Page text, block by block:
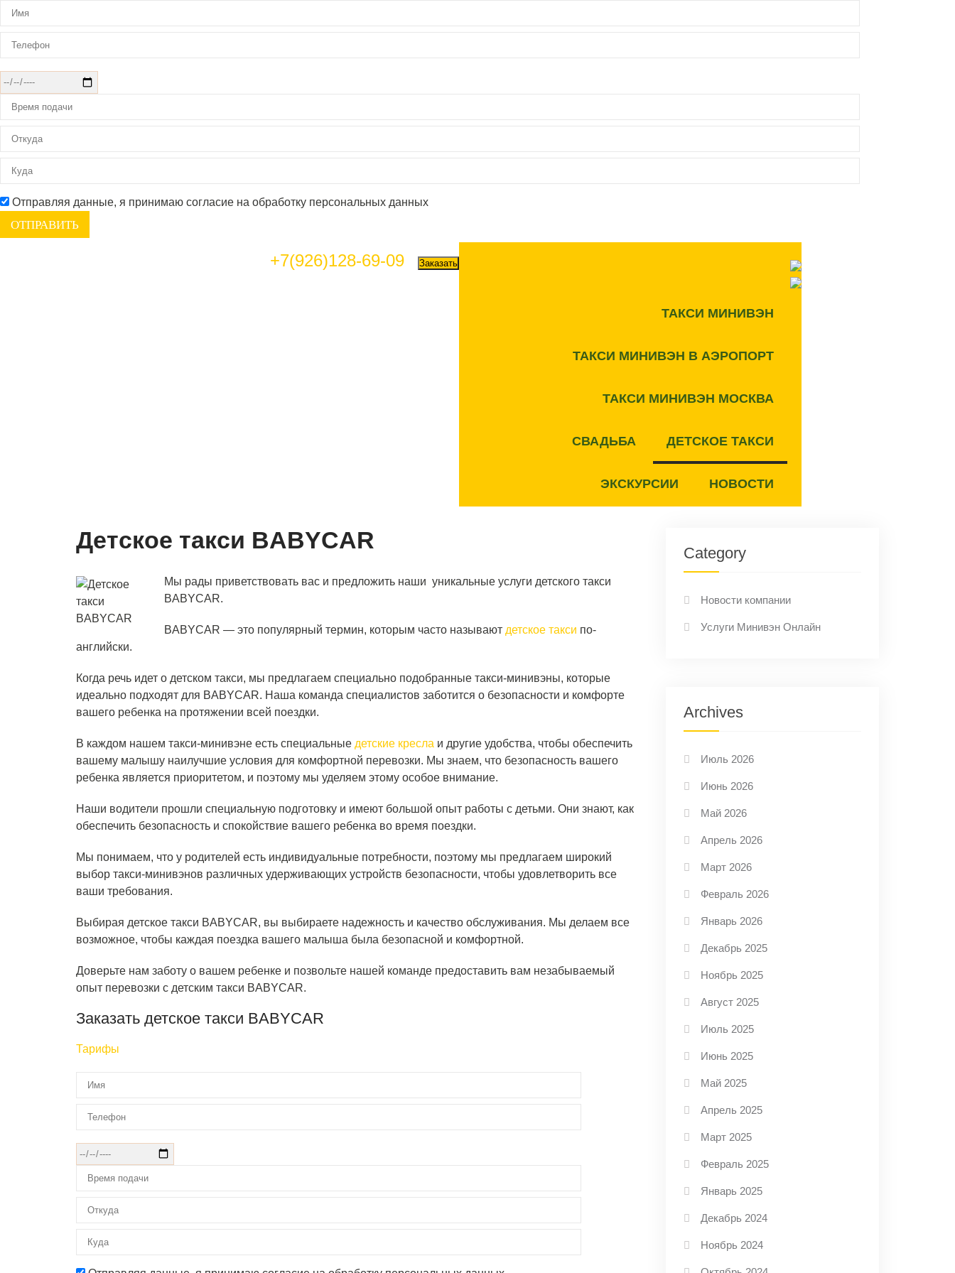
Отправляя данные, я принимаю согласие на обработку персональных данных
+7(926)128-69-09 Заказать
ТАКСИ МИНИВЭН
ТАКСИ МИНИВЭН В АЭРОПОРТ
ТАКСИ МИНИВЭН МОСКВА
СВАДЬБА ДЕТСКОЕ ТАКСИ
ЭКСКУРСИИ НОВОСТИ
Детское такси BABYCAR
Мы рады приветствовать вас и предложить наши уникальные услуги детского такси
BABYCAR.
BABYCAR — это популярный термин, которым часто называют детское такси по-
английски.
Когда речь идет о детском такси, мы предлагаем специально подобранные такси-минивэны, которые
идеально подходят для BABYCAR. Наша команда специалистов заботится о безопасности и комфорте
вашего ребенка на протяжении всей поездки.
В каждом нашем такси-минивэне есть специальные детские кресла и другие удобства, чтобы обеспечить
вашему малышу наилучшие условия для комфортной перевозки. Мы знаем, что безопасность вашего
ребенка является приоритетом, и поэтому мы уделяем этому особое внимание.
Наши водители прошли специальную подготовку и имеют большой опыт работы с детьми. Они знают, как
обеспечить безопасность и спокойствие вашего ребенка во время поездки.
Мы понимаем, что у родителей есть индивидуальные потребности, поэтому мы предлагаем широкий
выбор такси-минивэнов различных удерживающих устройств безопасности, чтобы удовлетворить все
ваши требования.
Выбирая детское такси BABYCAR, вы выбираете надежность и качество обслуживания. Мы делаем все
возможное, чтобы каждая поездка вашего малыша была безопасной и комфортной.
Доверьте нам заботу о вашем ребенке и позвольте нашей команде предоставить вам незабываемый
опыт перевозки с детским такси BABYCAR.
Заказать детское такси BABYCAR
Тарифы
Category
Новости компании
Услуги Минивэн Онлайн
Archives
Июль 2026
Июнь 2026
Май 2026
Апрель 2026
Март 2026
Февраль 2026
Январь 2026
Декабрь 2025
Ноябрь 2025
Август 2025
Июль 2025
Июнь 2025
Май 2025
Апрель 2025
Март 2025
Февраль 2025
Январь 2025
Декабрь 2024
Ноябрь 2024